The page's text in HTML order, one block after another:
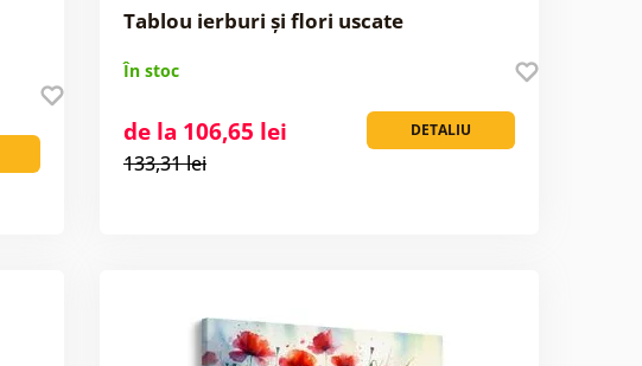
Tablou ierburi și flori uscate
În stoc
DETALIU
de la 106,65 lei
133,31 lei